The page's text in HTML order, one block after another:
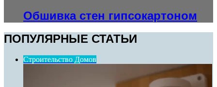
Обшивка стен гипсокартоном
ПОПУЛЯРНЫЕ СТАТЬИ
Строительство Домов